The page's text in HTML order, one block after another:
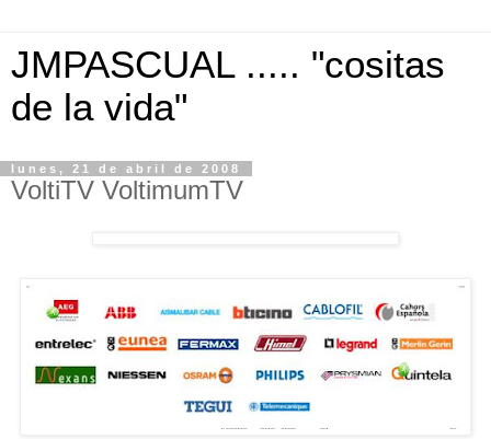
JMPASCUAL ..... "cositas
de la vida"
lunes, 21 de abril de 2008
VoltiTV VoltimumTV